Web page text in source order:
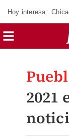
Hoy interesa:
2021